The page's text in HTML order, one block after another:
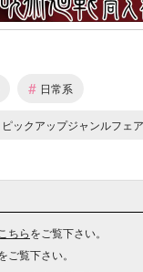
# 日常系
ックアップジャンルフェ
こちらをご覧下さい。
ご覧下さい。